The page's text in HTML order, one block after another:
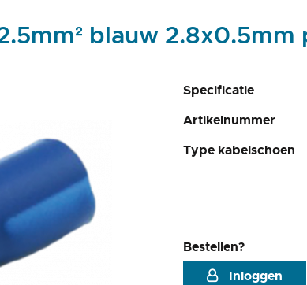
blauw 2.8x0.5mm
Specificatie
Artikelnummer
Type kabelschoen
Bestellen?
Inloggen